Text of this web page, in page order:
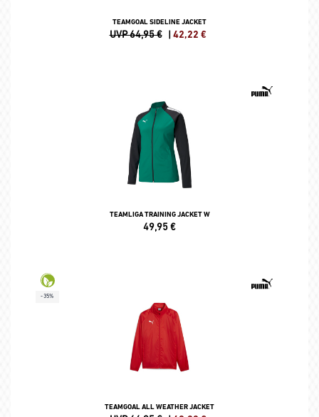
TEAMGOAL SIDELINE JACKET
UVP 64,95 € | 42,22 €
TEAMLIGA TRAINING JACKET W
49,95€
-35%
TEAMGOAL ALL WEATHER JACKET